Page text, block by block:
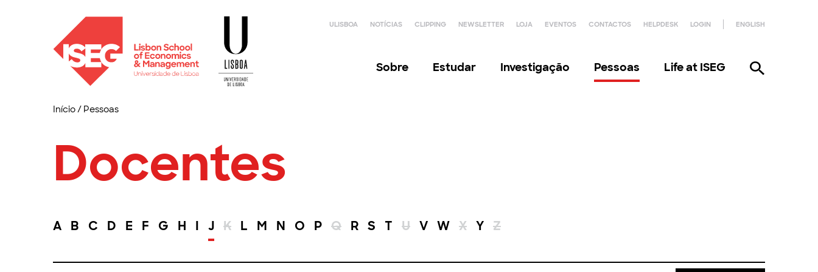
ULISBOA NOTÍCIAS CLIPPING NEWSLETTER LOJA EVENTOS CONTACTOS HELPDESK LOGIN ENGLISH
Sobre Estudar Investigação Pessoas Life at ISEG
Início/ Pessoas
Docentes
A B C D E F G H I J K L M N O P Q R S T U V W X Y Z